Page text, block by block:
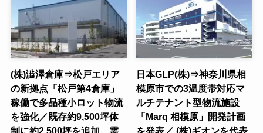
(株)澁澤倉庫⇒松戸エリア
の新拠点「松戸第4倉庫」
稼働で多品種小ロット物流
を強化／既存約9,500坪体
制に約2,500坪を追加、需
日本GLP(株)⇒神奈川県相
模原市での3温度帯対応マ
ルチテナント型物流施設
「Marq 相模原」開発計画
を発表／ (株)ギオンを代表